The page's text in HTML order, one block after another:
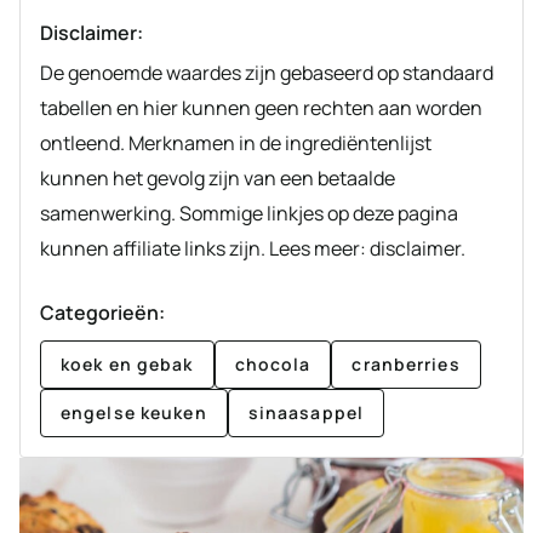
Disclaimer:
De genoemde waardes zijn gebaseerd op standaard
tabellen en hier kunnen geen rechten aan worden
ontleend. Merknamen in de ingrediëntenlijst
kunnen het gevolg zijn van een betaalde
samenwerking. Sommige linkjes op deze pagina
kunnen affiliate links zijn. Lees meer: disclaimer.
Categorieën:
koek en gebak chocola cranberries
engelse keuken sinaasappel